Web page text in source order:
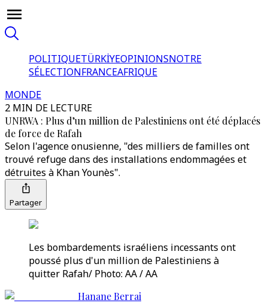
POLITIQUETÜRKİYEOPINIONSNOTRE
SÉLECTIONFRANCEAFRIQUE
MONDE
2 MIN DE LECTURE
UNRWA : Plus d’un million de Palestiniens ont été déplacés
de force de Rafah
Selon l'agence onusienne, "des milliers de familles ont
trouvé refuge dans des installations endommagées et
détruites à Khan Younès".
Partager
Les bombardements israéliens incessants ont
poussé plus d'un million de Palestiniens à
quitter Rafah/ Photo: AA / AA
Hanane Berrai